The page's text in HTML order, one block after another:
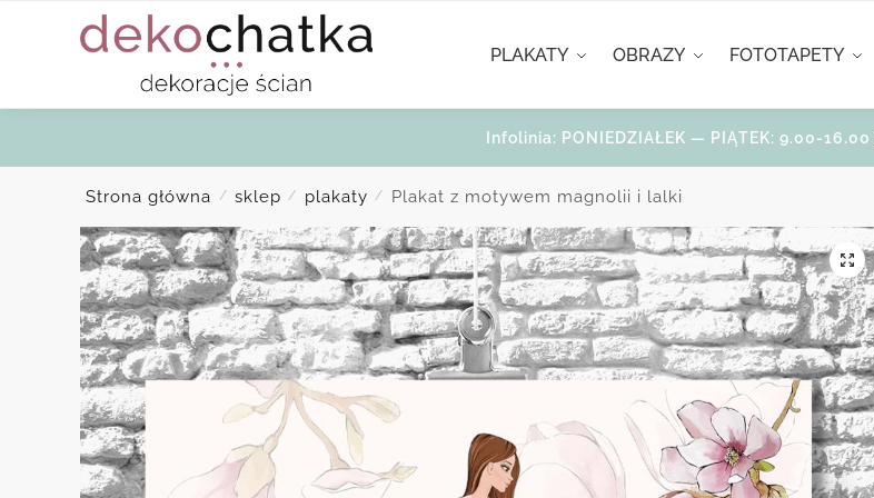
PLAKATY OBRAZY FOTOTAPETY
Infolinia: PONIEDZIAŁEK — PIĄTEK: 9.00-16.00
Strona główna / sklep / plakaty / Plakat z motywem magnolii i lalki